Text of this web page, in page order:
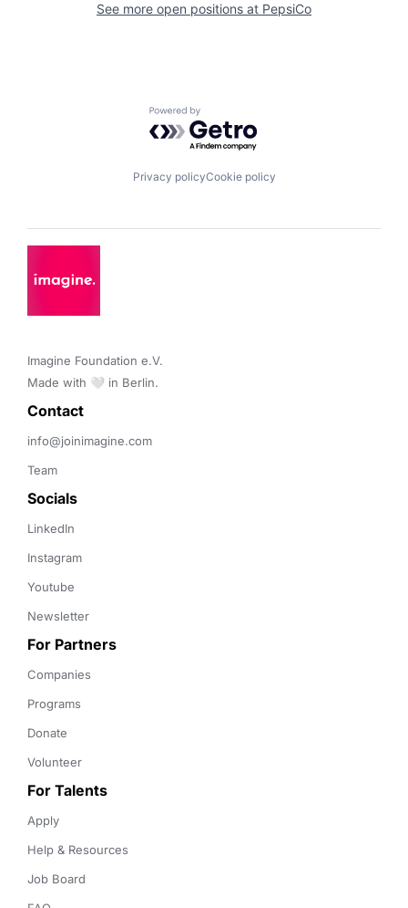
See more open positions at PepsiCo
Powered by Getro.com
Privacy policyCookie policy
Imagine Foundation e.V.
Made with 🤍 in Berlin.
Contact
info@joinimagine.com
Team
Socials
LinkedIn
Instagram
Youtube
Newsletter
For Partners
Companies
Programs
Donate
Volunteer
For Talents
Apply
Help & Resources
Job Board